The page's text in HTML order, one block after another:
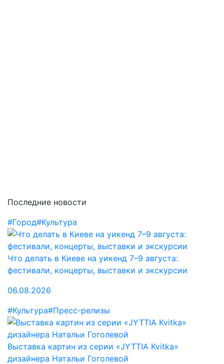
Последние новости
#Город#Культура
Что делать в Киеве на уикенд 7–9 августа:
фестивали, концерты, выставки и экскурсии
06.08.2026
#Культура#Пресс-релизы
Выставка картин из серии «JYTTIA Kvitka»
дизайнера Натальи Гоголевой